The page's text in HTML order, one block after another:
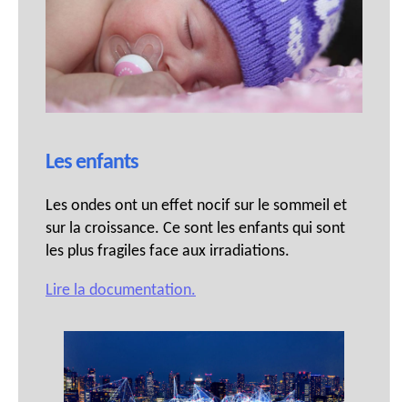
Les enfants
Les ondes ont un effet nocif sur le sommeil et
sur la croissance. Ce sont les enfants qui sont
les plus fragiles face aux irradiations.
Lire la documentation.